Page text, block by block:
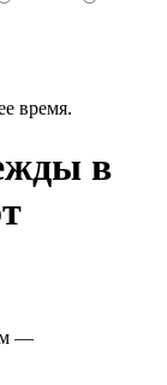
время.
в
—